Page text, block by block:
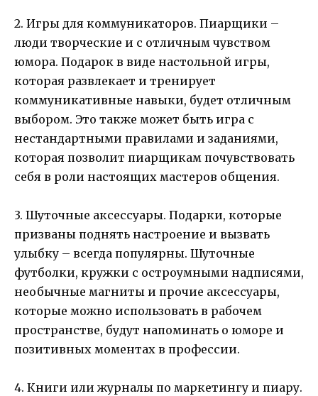
2. Игры для коммуникаторов. Пиарщики –
люди творческие и с отличным чувством
юмора. Подарок в виде настольной игры,
которая развлекает и тренирует
коммуникативные навыки, будет отличным
выбором. Это также может быть игра с
нестандартными правилами и заданиями,
которая позволит пиарщикам почувствовать
себя в роли настоящих мастеров общения.
3. Шуточные аксессуары. Подарки, которые
призваны поднять настроение и вызвать
улыбку – всегда популярны. Шуточные
футболки, кружки с остроумными надписями,
необычные магниты и прочие аксессуары,
которые можно использовать в рабочем
пространстве, будут напоминать о юморе и
позитивных моментах в профессии.
4. Книги или журналы по маркетингу и пиару.